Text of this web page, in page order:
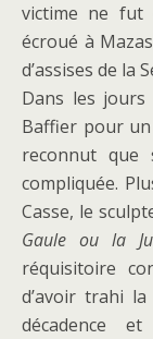
victime ne fut
écroué à
d’assises de la
Dans les
Baffier pour
reconnut que
compliquée.
Casse, le
Gaule ou la
réquisitoire
d’avoir trahi
décadence